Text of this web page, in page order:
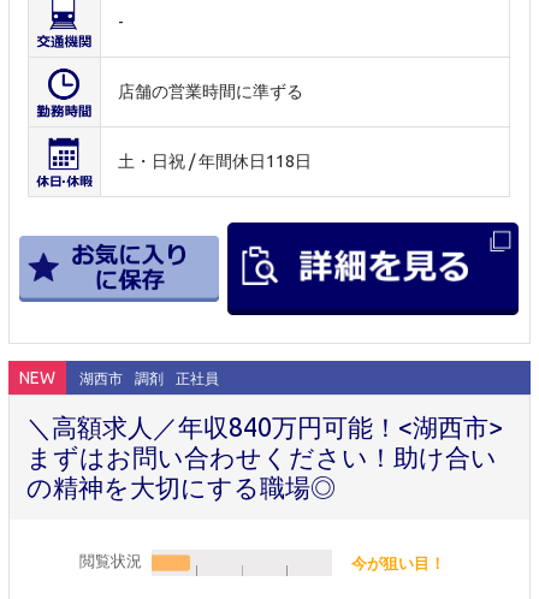
-
店舗の営業時間に準ずる
土・日祝 / 年間休日118日
NEW 湖西市 調剤 正社員
＼高額求人／年収840万円可能！<湖西市>
まずはお問い合わせください！助け合い
の精神を大切にする職場◎
閲覧状況 今が狙い目！